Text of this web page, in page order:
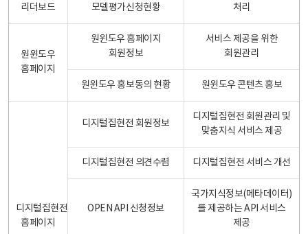
리더보드
모델평가신청현황
처리
원윈도우
홈페이지
원윈도우 홈페이지
회원정보
서비스 제공을 위한
회원관리
원윈도우 홍보동의 현황 원윈도우 콘텐츠 홍보
디지털집현전
홈페이지
디지털집현전 회원정보
디지털집현전 회원관리 및
맞춤지식 서비스 제공
디지털집현전 의견수렴 디지털집현전 서비스 개선
OPEN API 신청정보
국가지식정보(메타데이터)
를 제공하는 API 서비스
제공